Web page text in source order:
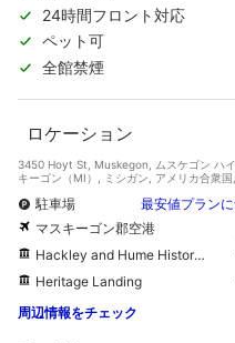
24時間フロント対応
ペット可
全館禁煙
ロケーション
3450 Hoyt St, Muskegon, ムスケゴン ハ
キーゴン（MI）, ミシガン, アメリカ合衆
駐車場
最安値プラン
マスキーゴン郡空港
Hackley and Hume Historic Site
Heritage Landing
周辺情報をチェック